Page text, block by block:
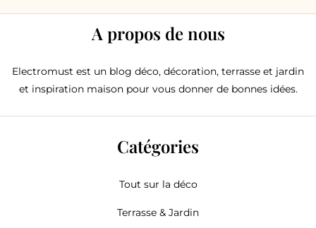
A propos de nous
Electromust est un blog déco, décoration, terrasse et jardin
et inspiration maison pour vous donner de bonnes idées.
Catégories
Tout sur la déco
Terrasse & Jardin